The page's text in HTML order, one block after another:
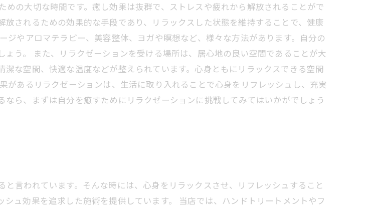
の大切な時間です。癒し効果は抜群で、ストレスや疲れから解放されることがで
されるための効果的な手段であり、リラックスした状態を維持することで、健康
やアロマテラピー、美容整体、ヨガや瞑想など、様々な方法があります。自分の
う。 また、リラクゼーションを受ける場所は、居心地の良い空間であることが大
な空間、快適な温度などが整えられています。心身ともにリラックスできる空間
があるリラクゼーションは、生活に取り入れることで心身をリフレッシュし、充実
ら、まずは自分を癒すためにリラクゼーションに挑戦してみてはいかがでしょう
言われています。そんな時には、心身をリラックスさせ、リフレッシュすること
ュ効果を追求した施術を提供しています。 当店では、ハンドトリートメントやフ